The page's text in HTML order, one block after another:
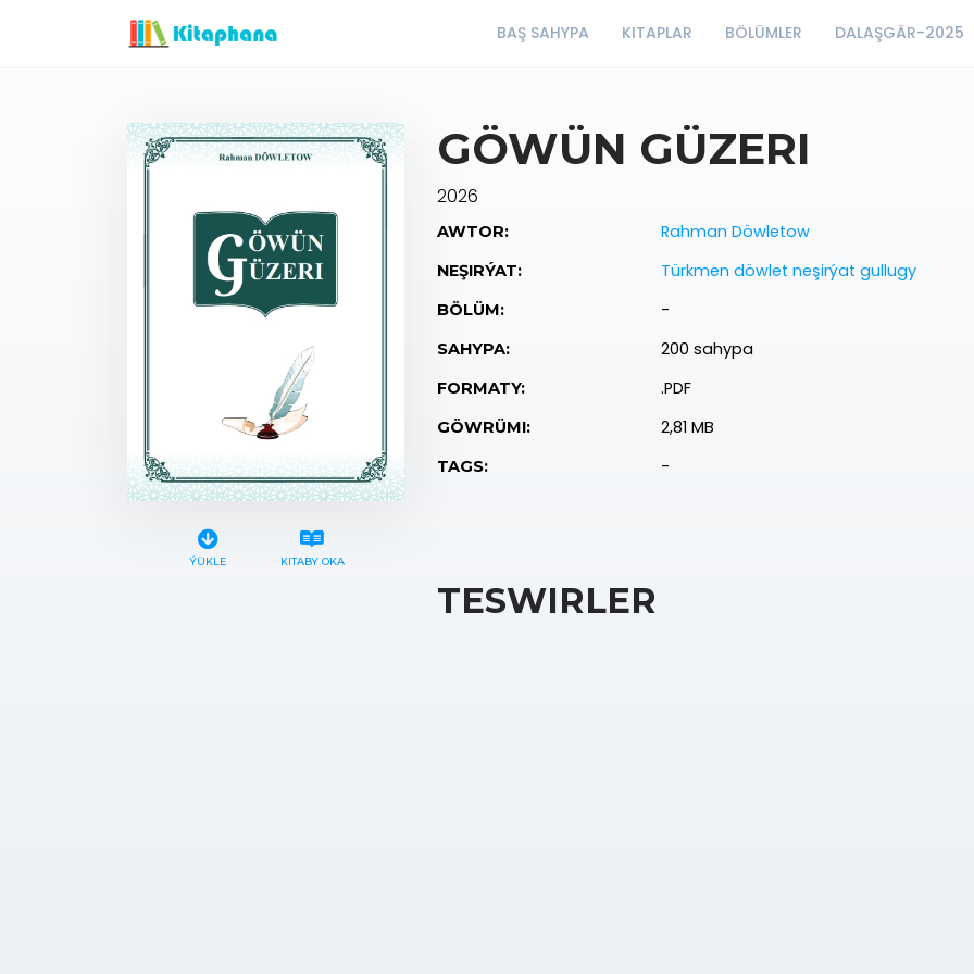
BAŞ SAHYPA KITAPLAR BÖLÜMLER DALAŞGÄR-2025
ÝÜKLE KITABY OKA
GÖWÜN GÜZERI
2026
AWTOR: Rahman Döwletow
NEŞIRÝAT: Türkmen döwlet neşirýat gullugy
BÖLÜM: -
SAHYPA: 200 sahypa
FORMATY: .PDF
GÖWRÜMI: 2,81 MB
TAGS: -
TESWIRLER